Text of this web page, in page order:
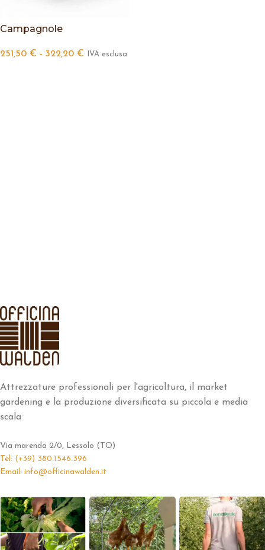
Campagnole
251,50 € - 322,20 € IVA esclusa
Attrezzature professionali per l'agricoltura, il market
gardening e la produzione diversificata su piccola e media
scala
Via marenda 2/0, Lessolo (TO)
Tel: (+39) 380.1546.396
Email: info@officinawalden.it